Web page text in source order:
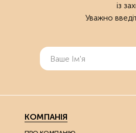
Якщо підживити землю
Магазин здорового
ґрунту та рослинам. У
Вони покращать
Якщо ви живете у
Покупцям з інших міст
із
Уважно
КОМПАНІЯ